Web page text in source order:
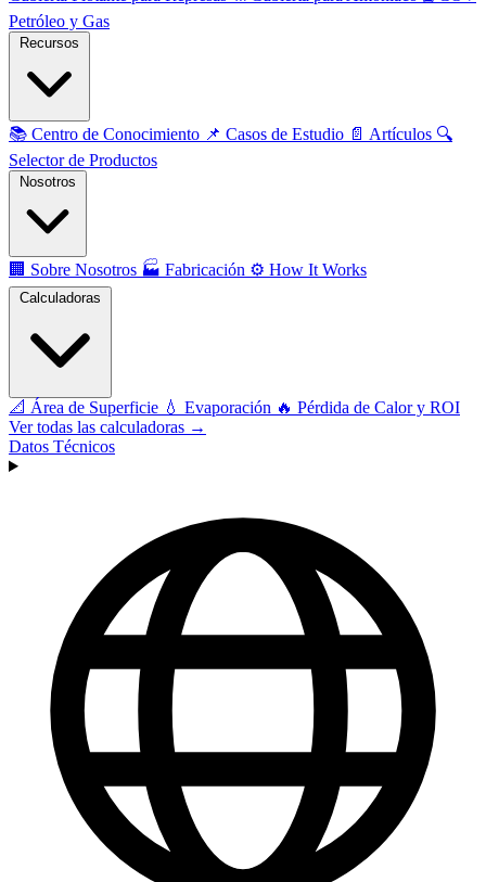
Petróleo y Gas
📚 Centro de Conocimiento 📌 Casos de Estudio 📄 Artículos 🔍
Selector de Productos
🏢 Sobre Nosotros 🏭 Fabricación ⚙️ How It Works
📐 Área de Superficie 💧 Evaporación 🔥 Pérdida de Calor y ROI
Ver todas las calculadoras →
Datos Técnicos